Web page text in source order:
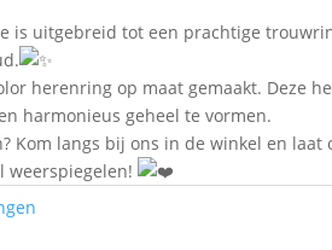
is uitgebreid tot een prachtige
herenring op maat gemaakt. Deze
harmonieus geheel te vormen.
Kom langs bij ons in de winkel en laat
weerspiegelen!